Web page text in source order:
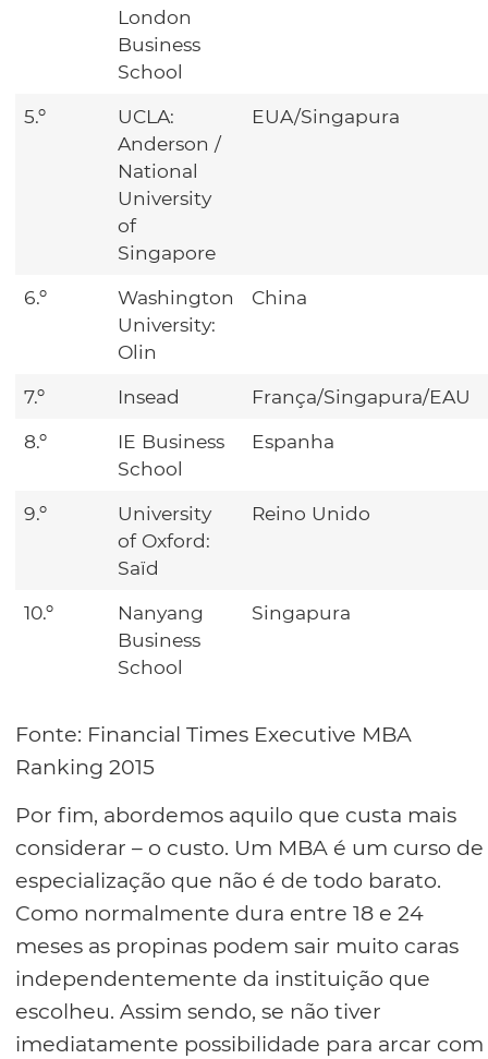
London
Business
School
5.º
UCLA:
Anderson /
National
University
of
Singapore
EUA/Singapura
6.º
Washington
University:
Olin
China
7.º Insead
França/Singapura/EAU
8.º
IE Business
School
Espanha
9.º
University
of Oxford:
Saïd
Reino Unido
10.º
Nanyang
Business
School
Singapura
Fonte: Financial Times Executive MBA
Ranking 2015
Por fim, abordemos aquilo que custa mais
considerar – o custo. Um MBA é um curso de
especialização que não é de todo barato.
Como normalmente dura entre 18 e 24
meses as propinas podem sair muito caras
independentemente da instituição que
escolheu. Assim sendo, se não tiver
imediatamente possibilidade para arcar com